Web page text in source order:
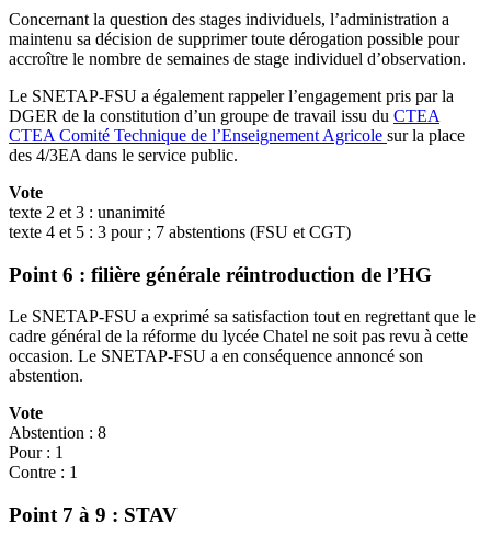
Concernant la question des stages individuels, l’administration a
maintenu sa décision de supprimer toute dérogation possible pour
accroître le nombre de semaines de stage individuel d’observation.
Le SNETAP-FSU a également rappeler l’engagement pris par la
DGER de la constitution d’un groupe de travail issu du CTEA
CTEA Comité Technique de l’Enseignement Agricole sur la place
des 4/3EA dans le service public.
Vote
texte 2 et 3 : unanimité
texte 4 et 5 : 3 pour ; 7 abstentions (FSU et CGT)
Point 6 : filière générale réintroduction de l’HG
Le SNETAP-FSU a exprimé sa satisfaction tout en regrettant que le
cadre général de la réforme du lycée Chatel ne soit pas revu à cette
occasion. Le SNETAP-FSU a en conséquence annoncé son
abstention.
Vote
Abstention : 8
Pour : 1
Contre : 1
Point 7 à 9 : STAV